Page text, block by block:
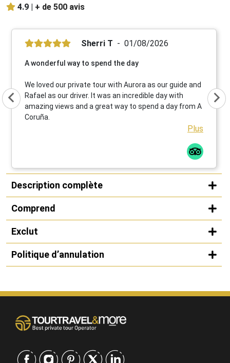
4.9 | + de 500 avis
Sherri T 01/08/2026
A wonderful way to spend the day
We loved our private tour with Aurora as our guide and
Rafael as our driver. It was an incredible day with
amazing views and a great way to spend a day from A
Coruña.
Plus
Description complète
Comprend
Exclut
Politique d’annulation